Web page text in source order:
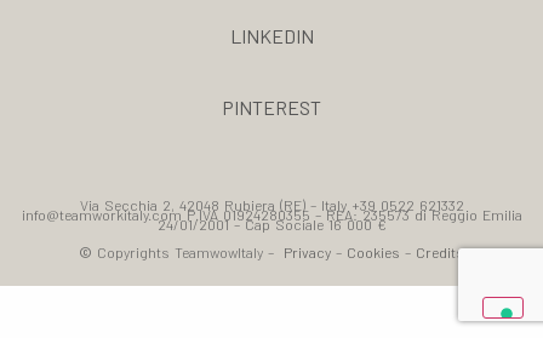
LINKEDIN
PINTEREST
Via Secchia 2, 42048 Rubiera (RE) – Italy +39 0522 621332
info@teamworkitaly.com P.IVA 01924280355 – REA: 235573 di Reggio Emilia
24/01/2001 – Cap Sociale 16 000 €
© Copyrights TeamwowItaly – Privacy – Cookies – Credits